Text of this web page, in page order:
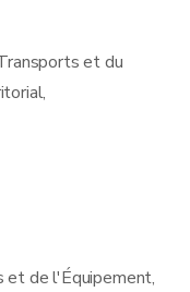
et du
et de l'Équipement,